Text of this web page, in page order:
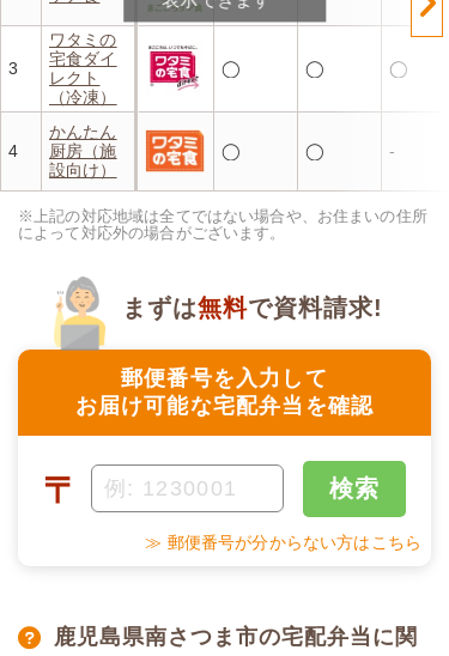
3
ワタミの
宅食ダイ
レクト
（冷凍）
◯ ◯ ◯
4
かんたん
厨房（施
設向け）
◯ ◯ -
※上記の対応地域は全てではない場合や、お住まいの住所
によって対応外の場合がございます。
郵便番号を入力して
お届け可能な宅配弁当を確認
まずは無料で資料請求!
〒 検索
≫ 郵便番号が分からない方はこちら
鹿児島県南さつま市の宅配弁当に関